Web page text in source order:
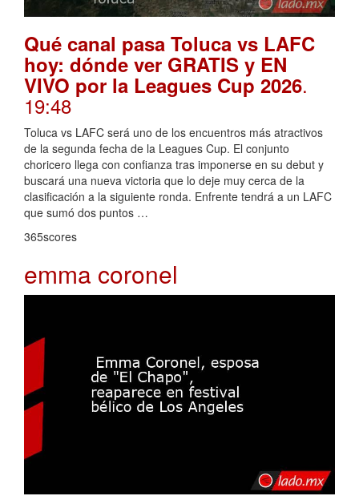
Qué canal pasa Toluca vs LAFC
hoy: dónde ver GRATIS y EN
VIVO por la Leagues Cup 2026.
19:48
Toluca vs LAFC será uno de los encuentros más atractivos
de la segunda fecha de la Leagues Cup. El conjunto
choricero llega con confianza tras imponerse en su debut y
buscará una nueva victoria que lo deje muy cerca de la
clasificación a la siguiente ronda. Enfrente tendrá a un LAFC
que sumó dos puntos …
365scores
emma coronel